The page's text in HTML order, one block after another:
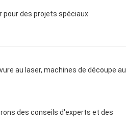
pour des projets spéciaux
au laser, machines de découpe au
des conseils d'experts et des